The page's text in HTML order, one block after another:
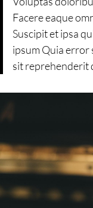
Facere eaque
Suscipit et ipsa
ipsum Quia error
sit reprehenderit